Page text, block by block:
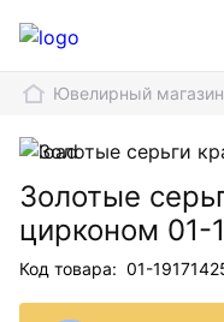
Ювелирный магазин
Золотые
цирконом 01-
Код товара: 01-